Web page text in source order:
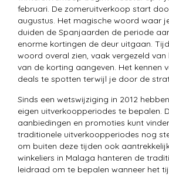
februari. De zomeruitverkoop start
augustus. Het magische woord waar
duiden de Spanjaarden de periode
enorme kortingen de deur uitgaan.
woord overal zien, vaak vergezeld
van de korting aangeven. Het kennen
deals te spotten terwijl je door de
Sinds een wetswijziging in 2012
eigen uitverkoopperiodes te bepalen.
aanbiedingen en promoties kunt
traditionele uitverkoopperiodes nog
om buiten deze tijden ook
winkeliers in Malaga hanteren de
leidraad om te bepalen wanneer het